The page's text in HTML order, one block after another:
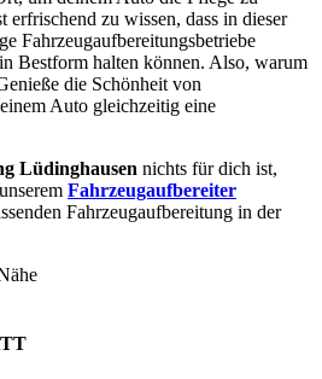
erfrischend zu wissen, dass in dieser
Fahrzeugaufbereitungsbetriebe
Bestform halten können. Also, warum
die Schönheit von
Auto gleichzeitig eine
Lüdinghausen nichts für dich ist,
Fahrzeugaufbereiter
Fahrzeugaufbereitung in der